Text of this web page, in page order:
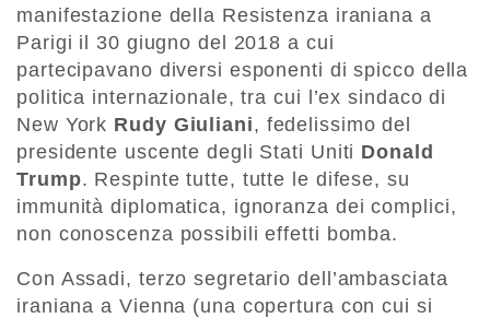
manifestazione della Resistenza iraniana a
Parigi il 30 giugno del 2018 a cui
partecipavano diversi esponenti di spicco della
politica internazionale, tra cui l’ex sindaco di
New York Rudy Giuliani, fedelissimo del
presidente uscente degli Stati Uniti Donald
Trump. Respinte tutte, tutte le difese, su
immunità diplomatica, ignoranza dei complici,
non conoscenza possibili effetti bomba.
Con Assadi, terzo segretario dell’ambasciata
iraniana a Vienna (una copertura con cui si